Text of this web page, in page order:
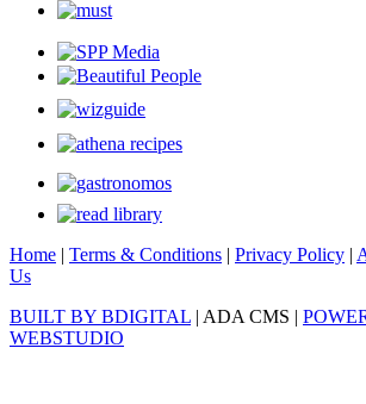
Home | Terms & Conditions | Privacy Policy |
Us
BUILT BY BDIGITAL | ADA CMS |
WEBSTUDIO